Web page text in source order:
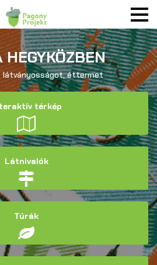
HEGYKÖZBEN
látványosságot, éttermet
térkép
Látnivalók
Túrák